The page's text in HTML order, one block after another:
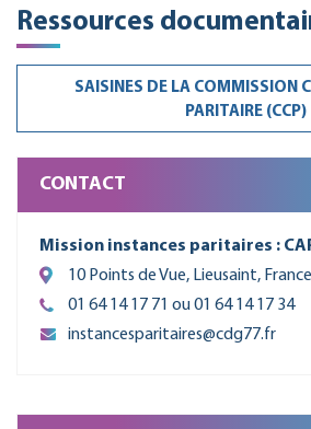
Ressources
SAISINES DE LA COMMISSION
PARITAIRE (CCP)
CONTACT
Mission instances paritaires :
10 Points de Vue, Lieusaint, France
01 64 14 17 71 ou 01 64 14 17 34
instancesparitaires@cdg77.fr